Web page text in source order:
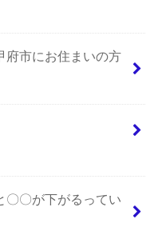
府市にお住まいの方
〇〇が下がるってい